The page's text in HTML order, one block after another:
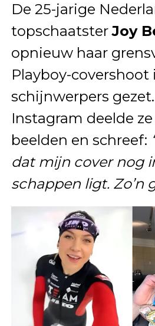
De 25-jarige
topschaatsterJoy
opnieuw haar
Playboy-covershoot
schijnwerpers
Instagram deelde
beelden en schreef:
dat mijn cover nog
schappen ligt. Zo’n